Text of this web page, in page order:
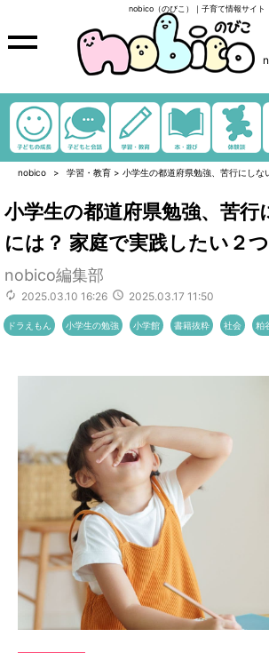
nobico（のびこ）｜子育て情報サイト
nobico 学習・教育 > 小学生の都道府県勉強、苦行にし
小学生の都道府県勉強、苦行
には？ 家庭で実践したい２
nobico編集部
2025.03.10 16:26 2025.03.17 11:50
ドラえもん 小学生の勉強 小学館 書籍抜粋 社会 粕